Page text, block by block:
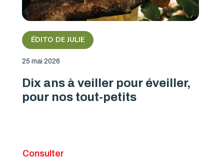
ÉDITO DE JULIE
25 mai 2026
Dix ans à veiller pour éveiller,
pour nos tout-petits
Consulter